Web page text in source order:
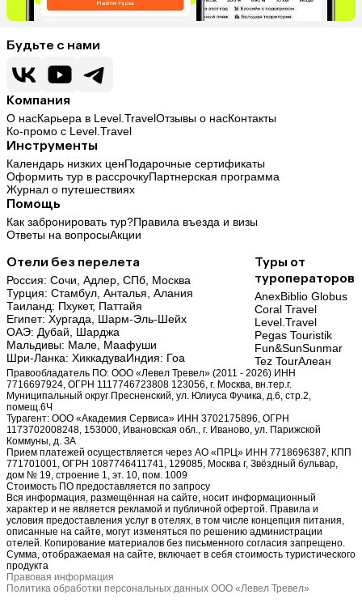
Будьте с нами
Компания
О насКарьера в Level.TravelОтзывы о насКонтакты
Ко-промо с Level.Travel
Инструменты
Календарь низких ценПодарочные сертификаты
Оформить тур в рассрочкуПартнерская программа
Журнал о путешествиях
Помощь
Как забронировать тур?Правила въезда и визы
Ответы на вопросыАкции
Отели без перелета
Россия: Сочи, Адлер, СПб, Москва
Турция: Стамбул, Анталья, Алания
Таиланд: Пхукет, Паттайя
Египет: Хургада, Шарм-Эль-Шейх
ОАЭ: Дубай, Шарджа
Мальдивы: Мале, Маафуши
Шри-Ланка: ХиккадуваИндия: Гоа
Туры от
туроператоров
AnexBiblio Globus
Coral Travel
Level.Travel
Pegas Touristik
Fun&SunSunmar
Tez TourАлеан
Правообладатель ПО: ООО «Левел Тревел» (2011 - 2026) ИНН
7716697924, ОГРН 1117746723808 123056, г. Москва, вн.тер.г.
Муниципальный округ Пресненский, ул. Юлиуса Фучика, д.6, стр.2,
помещ.6Ч
Турагент: ООО «Академия Сервиса» ИНН 3702175896, ОГРН
1173702008248, 153000, Ивановская обл., г. Иваново, ул. Парижской
Коммуны, д. ЗА
Прием платежей осуществляется через АО «ПРЦ» ИНН 7718696387, КПП
771701001, ОГРН 1087746411741, 129085, Москва г, Звёздный бульвар,
дом № 19, строение 1, эт. 10, пом. 1009
Стоимость ПО предоставляется по запросу
Вся информация, размещённая на сайте, носит информационный
характер и не является рекламой и публичной офертой. Правила и
условия предоставления услуг в отелях, в том числе концепция питания,
описанные на сайте, могут изменяться по решению администрации
отелей. Копирование материалов без письменного согласия запрещено.
Сумма, отображаемая на сайте, включает в себя стоимость туристического
продукта
Правовая информация
Политика обработки персональных данных ООО «Левел Тревел»